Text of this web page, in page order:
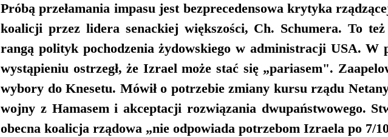
Próbą przełamania impasu jest bezprecedensowa krytyka
koalicji przez lidera senackiej większości, Ch. Schumera. To
rangą polityk pochodzenia żydowskiego w administracji USA. W
wystąpieniu ostrzegł, że Izrael może stać się „pariasem".
wybory do Knesetu. Mówił o potrzebie zmiany kursu rządu
wojny z Hamasem i akceptacji rozwiązania dwupaństwowego.
obecna koalicja rządowa „nie odpowiada potrzebom Izraela po 7/